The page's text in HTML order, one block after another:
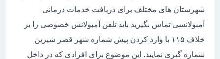
شهرستان های مختلف برای دریافت خدمات درمانی
آمبولانسی تماس بگیرید باید تلفن آمبولانس خصوصی را بر
خلاف ۱۱۵ با وارد کردن پیش شماره شهر قصر شیرین
شماره گیری نمایید. این موضوع برای افرادی که در داخل